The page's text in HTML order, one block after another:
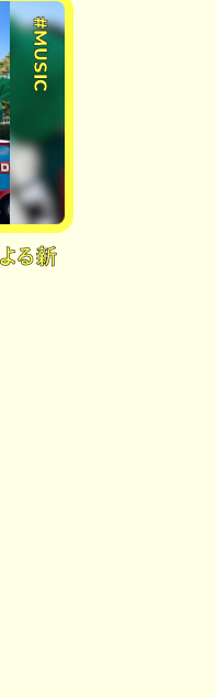
#MUSIC
る新